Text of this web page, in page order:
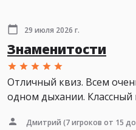
29 июля 2026 г.
Знаменитости
Отличный квиз. Всем
одном дыхании. Классный
Дмитрий (7 игроков от 15